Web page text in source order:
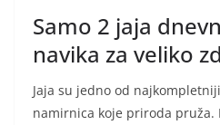
Samo 2 jaja
navika za veliko
Jaja su jedno od
namirnica koje priroda pruža.